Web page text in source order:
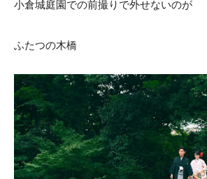
»プライバシーポリシー
小倉城庭園での前撮りで外せないのが
ふたつの木橋